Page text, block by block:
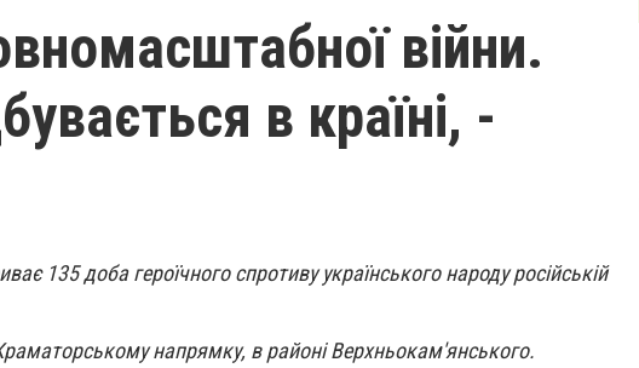
війни.
в країні, -
135 доба героїчного спротиву українського народу російській
напрямку, в районі Верхньокам'янського.